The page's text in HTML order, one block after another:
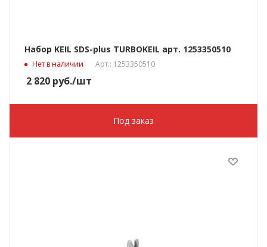
Набор KEIL SDS-plus TURBOKEIL арт. 1253350510
Нет в наличии Арт.: 1253350510
2 820 руб./шт
Под заказ